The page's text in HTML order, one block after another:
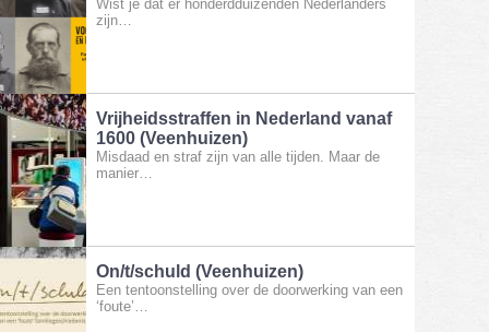
Wist je dat er honderdduizenden Nederlanders
zijn…
Vrijheidsstraffen in Nederland vanaf
1600 (Veenhuizen)
Misdaad en straf zijn van alle tijden. Maar de
manier…
On/t/schuld (Veenhuizen)
Een tentoonstelling over de doorwerking van een
‘foute’…